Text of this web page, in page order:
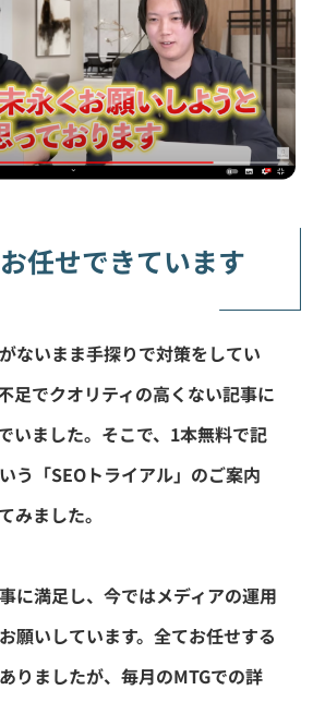
任せできています
ないまま手探りで対策をしてい
足でクオリティの高くない記事に
いました。そこで、1本無料で記
う「SEOトライアル」のご案内
みました。
に満足し、今ではメディアの運用
願いしています。全てお任せする
りましたが、毎月のMTGでの詳